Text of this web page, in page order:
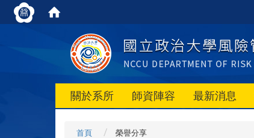
關於系所 師資陣容 最新消息
首頁 榮譽分享